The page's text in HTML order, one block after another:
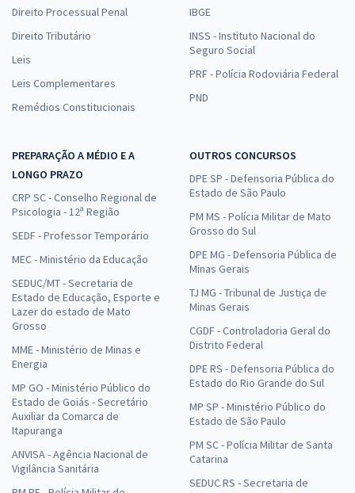
Direito Processual Penal
Direito Tributário
Leis
Leis Complementares
Remédios Constitucionais
IBGE
INSS - Instituto Nacional do
Seguro Social
PRF - Polícia Rodoviária Federal
PND
PREPARAÇÃO A MÉDIO E A
LONGO PRAZO
CRP SC - Conselho Regional de
Psicologia - 12ª Região
SEDF - Professor Temporário
MEC - Ministério da Educação
SEDUC/MT - Secretaria de
Estado de Educação, Esporte e
Lazer do estado de Mato
Grosso
MME - Ministério de Minas e
Energia
MP GO - Ministério Público do
Estado de Goiás - Secretário
Auxiliar da Comarca de
Itapuranga
ANVISA - Agência Nacional de
Vigilância Sanitária
OUTROS CONCURSOS
DPE SP - Defensoria Pública do
Estado de São Paulo
PM MS - Polícia Militar de Mato
Grosso do Sul
DPE MG - Defensoria Pública de
Minas Gerais
TJ MG - Tribunal de Justiça de
Minas Gerais
CGDF - Controladoria Geral do
Distrito Federal
DPE RS - Defensoria Pública do
Estado do Rio Grande do Sul
MP SP - Ministério Público do
Estado de São Paulo
PM SC - Polícia Militar de Santa
Catarina
SEDUC RS - Secretaria de